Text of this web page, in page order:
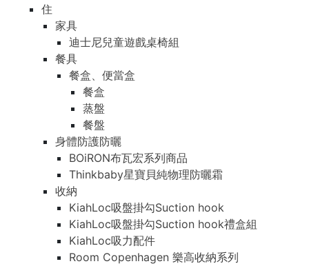
住
家具
迪士尼兒童遊戲桌椅組
餐具
餐盒、便當盒
餐盒
蒸盤
餐盤
身體防護防曬
BOiRON布瓦宏系列商品
Thinkbaby星寶貝純物理防曬霜
收納
KiahLoc吸盤掛勾Suction hook
KiahLoc吸盤掛勾Suction hook禮盒組
KiahLoc吸力配件
Room Copenhagen 樂高收納系列